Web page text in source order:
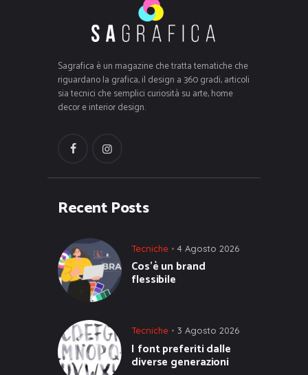
Sagrafica è un magazine che tratta tematiche che
riguardano la grafica, il design a 360 gradi, articoli
sia tecnici che semplici curiosità su arte, home
decor e interior design.
Recent Posts
Tecniche 4 Agosto 2026
Cos’è un brand
flessibile
Tecniche 3 Agosto 2026
I font preferiti dalle
diverse generazioni